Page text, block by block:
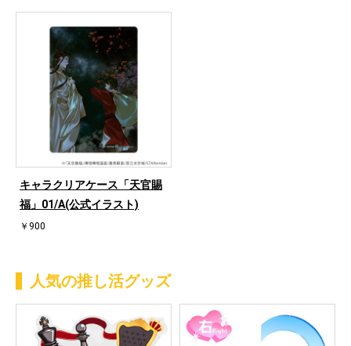
キャラクリアケース「天官賜
福」01/A(公式イラスト)
￥900
人気の推し活グッズ